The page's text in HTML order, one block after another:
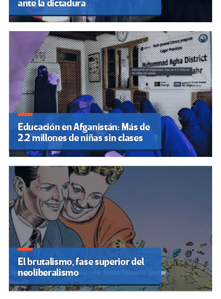
ante la dictadura
Educación en Afganistán: Más de
2.2 millones de niñas sin clases
El brutalismo, fase superior del
neoliberalismo